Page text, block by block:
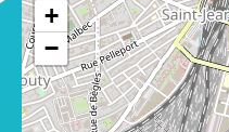
+
−